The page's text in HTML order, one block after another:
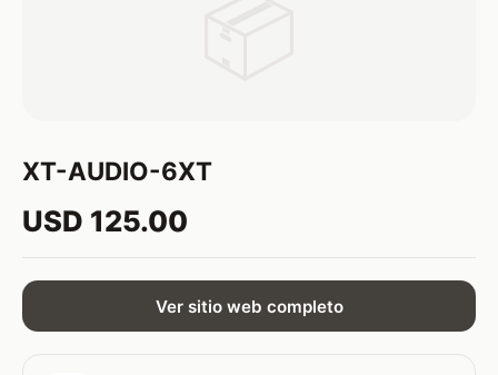
XT-AUDIO-6XT
USD 125.00
Ver sitio web completo